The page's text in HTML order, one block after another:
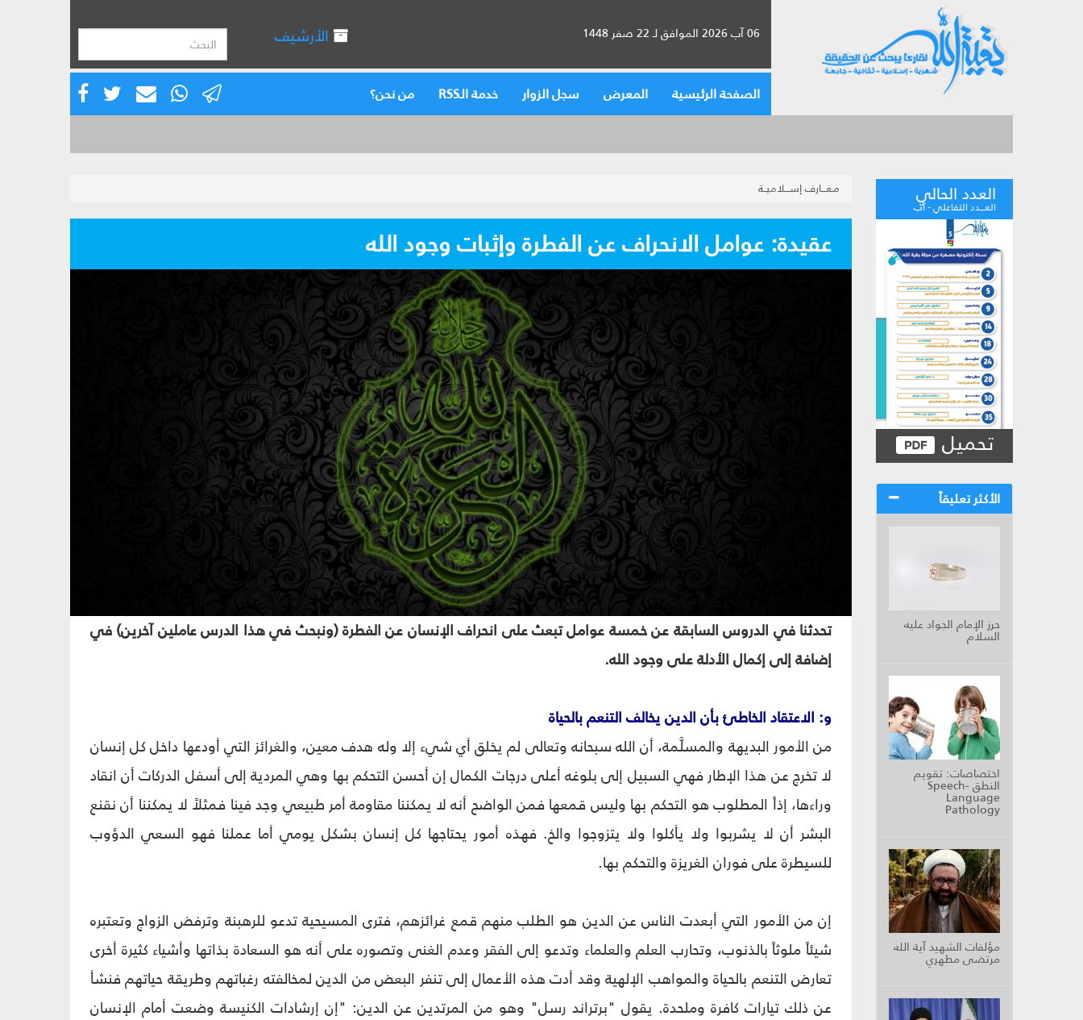
06 آب 2026 الموافق لـ 22 صفر 1448 الأرشيف
الصفحة الرئيسية المعرض سجل الزوار خدمة الـRSS من نحن؟
العدد الحالي
العـــدد التفاعلي - آب
تحميل
الأكثر تعليقاً
حرز الإمام الجواد عليه
السلام
اختصاصات: تقويم
النطق Speech-
Language
Pathology
مؤلفات الشهيد آية الله
مرتضى مطهري
مـعـــارف إســـلاميــة
عقيدة: عوامل الانحراف عن الفطرة وإثبات وجود الله‏
تحدثنا في الدروس السابقة عن خمسة عوامل تبعث على انحراف الإنسان عن الفطرة (ونبحث في هذا الدرس عاملين آخرين) في
إضافة إلى إكمال الأدلة على وجود الله.
و: الاعتقاد الخاطئ بأن الدين يخالف التنعم بالحياة
من الأمور البديهة والمسلَّمة، أن الله سبحانه وتعالى لم يخلق أي شي‏ء إلا وله هدف معين، والغرائز التي أودعها داخل كل إنسان
لا تخرج عن هذا الإطار فهي السبيل إلى بلوغه أعلى درجات الكمال إن أحسن التحكم بها وهي المردية إلى أسفل الدركات أن انقاد
وراءها، إذاً المطلوب هو التحكم بها وليس قمعها فمن الواضح أنه لا يمكننا مقاومة أمر طبيعي وجد فينا فمثلاً لا يمكننا أن نقنع
البشر أن لا يشربوا ولا يأكلوا ولا يتزوجوا والخ. فهذه أمور يحتاجها كل إنسان بشكل يومي أما عملنا فهو السعي الدؤوب
للسيطرة على فوران الغريزة والتحكم بها.
إن من الأمور التي أبعدت الناس عن الدين هو الطلب منهم قمع غرائزهم، فترى المسيحية تدعو للرهبنة وترفض الزواج وتعتبره
شيئاً ملوثاً بالذنوب، وتحارب العلم والعلماء وتدعو إلى الفقر وعدم الغنى وتصوره على أنه هو السعادة بذاتها وأشياء كثيرة أخرى
تعارض التنعم بالحياة والمواهب الإلهية وقد أدت هذه الأعمال إلى تنفر البعض من الدين لمخالفته رغباتهم وطريقة حياتهم فنشأ
عن ذلك تيارات كافرة وملحدة. يقول "برتراند رسل" وهو من المرتدين عن الدين: "إن إرشادات الكنيسة وضعت أمام الإنسان